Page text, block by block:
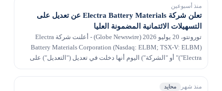
منذ أسبوعين
تعلن شركة Electra Battery Materials عن تعديل على
التسهيلات الائتمانية المضمونة العليا
تورونتو، 20 يوليو 2026 (Globe Newswire) - أعلنت شركة Electra
Battery Materials Corporation (Nasdaq: ELBM; TSX-V: ELBM)
("Electra" أو "الشركة") اليوم أنها دخلت في تعديل ("التعديل") على
منذ شهر محايد